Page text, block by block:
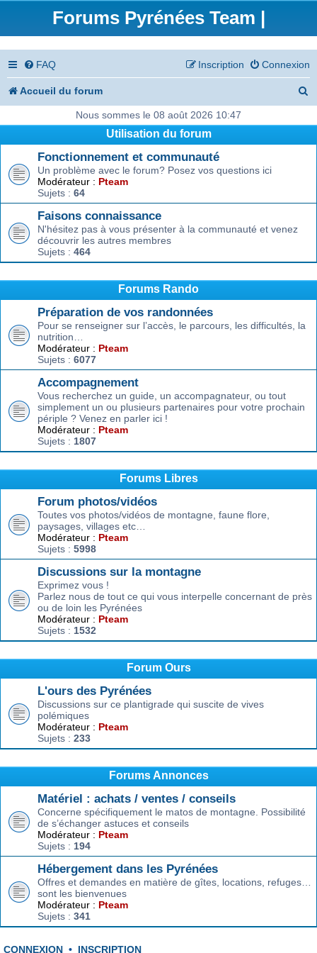
Forums Pyrénées Team |
FAQ Connexion
Inscription
Accueil du forum
e
Nous sommes le 08 août 2026 10:47
Utilisation du forum
Fonctionnement et communauté
Un problème avec le forum? Posez vos questions ici
Modérateur : Pteam
Sujets : 64
Faisons connaissance
N'hésitez pas à vous présenter à la communauté et venez
découvrir les autres membres
Sujets : 464
Forums Rando
Préparation de vos randonnées
Pour se renseigner sur l’accès, le parcours, les difficultés, la
nutrition…
Modérateur : Pteam
Sujets : 6077
Accompagnement
Vous recherchez un guide, un accompagnateur, ou tout
simplement un ou plusieurs partenaires pour votre prochain
périple ? Venez en parler ici !
Modérateur : Pteam
Sujets : 1807
Forums Libres
Forum photos/vidéos
Toutes vos photos/vidéos de montagne, faune flore,
paysages, villages etc…
Modérateur : Pteam
Sujets : 5998
Discussions sur la montagne
Exprimez vous !
Parlez nous de tout ce qui vous interpelle concernant de près
ou de loin les Pyrénées
Modérateur : Pteam
Sujets : 1532
Forum Ours
L'ours des Pyrénées
Discussions sur ce plantigrade qui suscite de vives
polémiques
Modérateur : Pteam
Sujets : 233
Forums Annonces
Matériel : achats / ventes / conseils
Concerne spécifiquement le matos de montagne. Possibilité
de s’échanger astuces et conseils
Modérateur : Pteam
Sujets : 194
Hébergement dans les Pyrénées
Offres et demandes en matière de gîtes, locations, refuges…
sont les bienvenues
Modérateur : Pteam
Sujets : 341
CONNEXION • INSCRIPTION